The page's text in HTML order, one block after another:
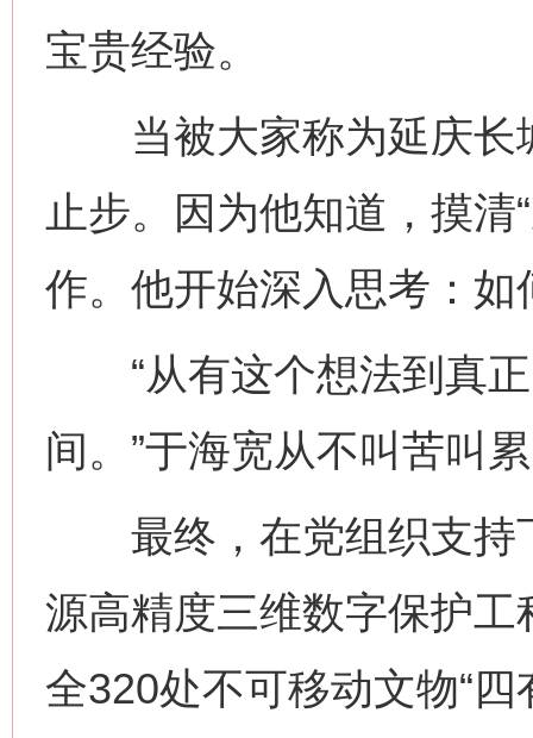
宝贵经验。
当被大家称为延庆长
止步。因为他知道，摸清
作。他开始深入思考：
“从有这个想法到真正
间。”于海宽从不叫苦叫
最终，在党组织支持
源高精度三维数字保护
全320处不可移动文物“